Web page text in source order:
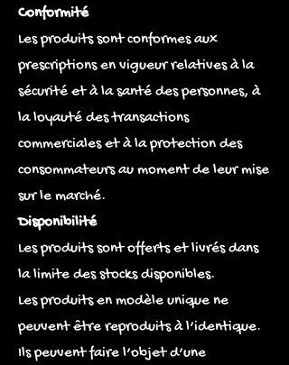
Conformité
Les produits sont conformes aux
prescriptions en vigueur relatives à la
sécurité et à la santé des personnes, à
la loyauté des transactions
commerciales et à la protection des
consommateurs au moment de leur mise
sur le marché.
Disponibilité
Les produits sont offerts et livrés dans
la limite des stocks disponibles.
Les produits en modèle unique ne
peuvent être reproduits à l’identique.
Ils peuvent faire l’objet d’une